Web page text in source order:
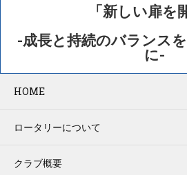
「新しい扉を
-成長と持続のバランス
に-
HOME
ロータリーについて
クラブ概要